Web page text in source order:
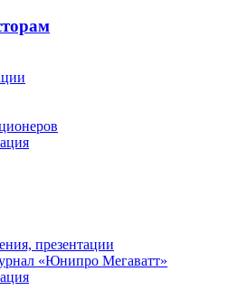
презентации
«Юнипро Мегаватт»